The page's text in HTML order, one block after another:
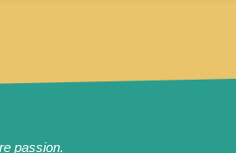
passion.